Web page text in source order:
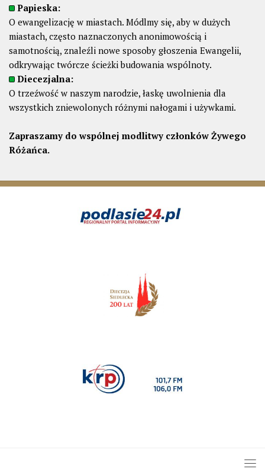
Papieska:
O ewangelizację w miastach. Módlmy się, aby w dużych
miastach, często naznaczonych anonimowością i
samotnością, znaleźli nowe sposoby głoszenia Ewangelii,
odkrywając twórcze ścieżki budowania wspólnoty.
Diecezjalna:
O trzeźwość w naszym narodzie, łaskę uwolnienia dla
wszystkich zniewolonych różnymi nałogami i używkami.
Zapraszamy do wspólnej modlitwy członków Żywego
Różańca.